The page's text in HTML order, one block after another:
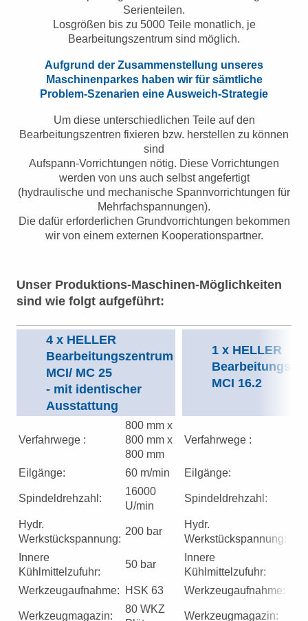
Serienteilen.
Losgrößen bis zu 5000 Teile monatlich, je
Bearbeitungszentrum sind möglich.
Aufgrund der Zusammenstellung unseres
Maschinenparkes haben wir für sämtliche
Problem-Szenarien eine Ausweich-Strategie
Um diese unterschiedlichen Teile auf den
Bearbeitungszentren fixieren bzw. herstellen zu können
sind
Aufspann-Vorrichtungen nötig. Diese Vorrichtungen
werden von uns auch selbst angefertigt
(hydraulische und mechanische Spannvorrichtungen für
Mehrfachspannungen).
Die dafür erforderlichen Grundvorrichtungen bekommen
wir von einem externen Kooperationspartner.
Unser Produktions-Maschinen-Möglichkeiten
sind wie folgt aufgeführt:
4 x HELLER
Bearbeitungszentrum
MCI/ MC 25
- mit identischer
Ausstattung
1 x HELLER
MCI 16.2
Verfahrwege :
800 mm x
800 mm x
800 mm
Verfahrwege :
Eilgänge:
60 m/min Eilgänge:
Spindeldrehzahl:
16000
U/min
Spindeldrehzahl:
Hydr.
Werkstückspannung:
200 bar
Hydr.
Werkstückspannung:
Innere
Kühlmittelzufuhr:
50 bar
Innere
Kühlmittelzufuhr:
Werkzeugaufnahme: HSK 63 Werkzeugaufnahme:
Werkzeugmagazin:
80 WKZ
Werkzeugmagazin: